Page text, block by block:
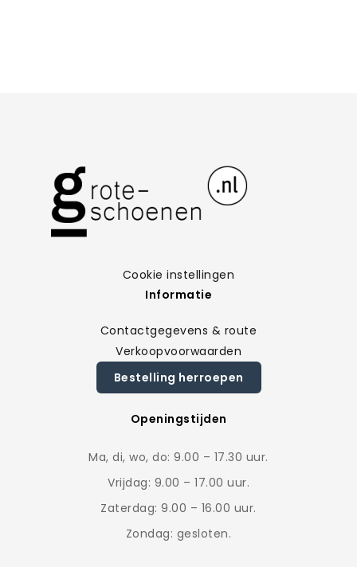
Cookie instellingen
Informatie
Contactgegevens & route
Verkoopvoorwaarden
Bestelling herroepen
Openingstijden
Ma, di, wo, do: 9.00 – 17.30 uur.
Vrijdag: 9.00 – 17.00 uur.
Zaterdag: 9.00 – 16.00 uur.
Zondag: gesloten.